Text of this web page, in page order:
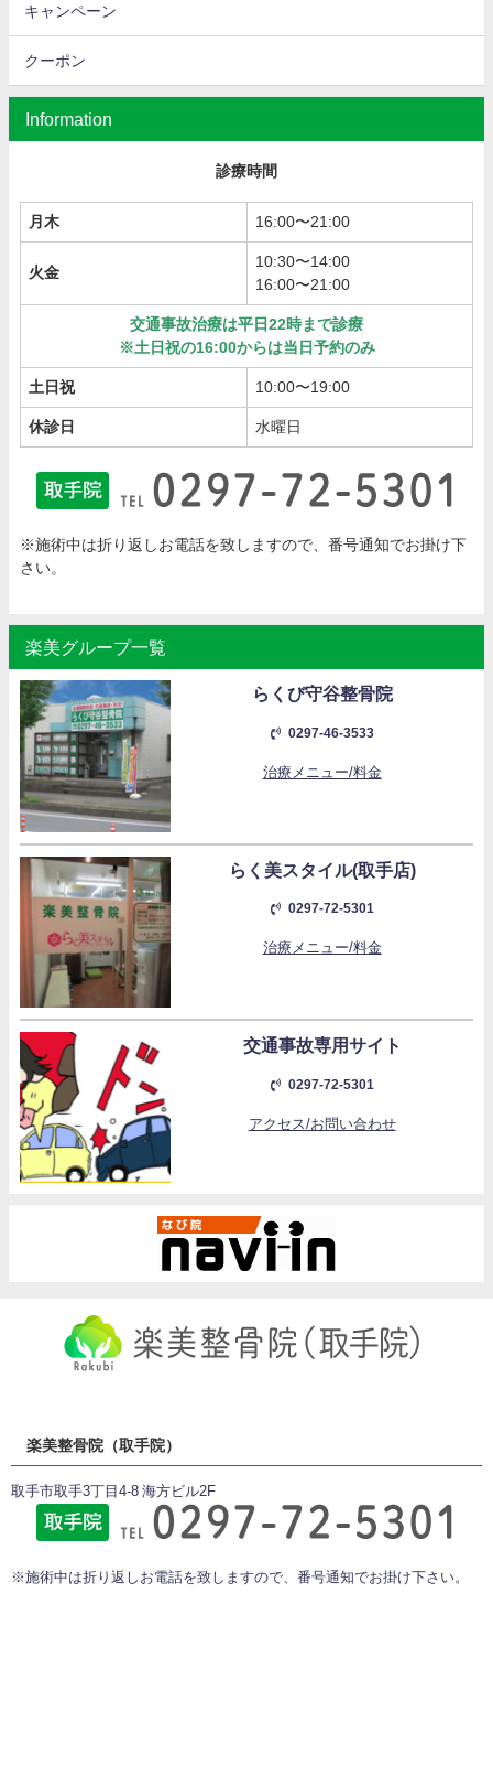
キャンペーン
クーポン
Information
診療時間
月木 16:00〜21:00
火金
10:30〜14:00
16:00〜21:00
交通事故治療は平日22時まで診療
※土日祝の16:00からは当日予約のみ
土日祝 10:00〜19:00
休診日 水曜日
※施術中は折り返しお電話を致しますので、番号通知でお掛け下
さい。
楽美グループ一覧
らくび守谷整骨院
0297-46-3533
治療メニュー/料金
らく美スタイル(取手店)
0297-72-5301
治療メニュー/料金
交通事故専用サイト
0297-72-5301
アクセス/お問い合わせ
楽美整骨院（取手院）
取手市取手3丁目4-8 海方ビル2F
※施術中は折り返しお電話を致しますので、番号通知でお掛け下さい。